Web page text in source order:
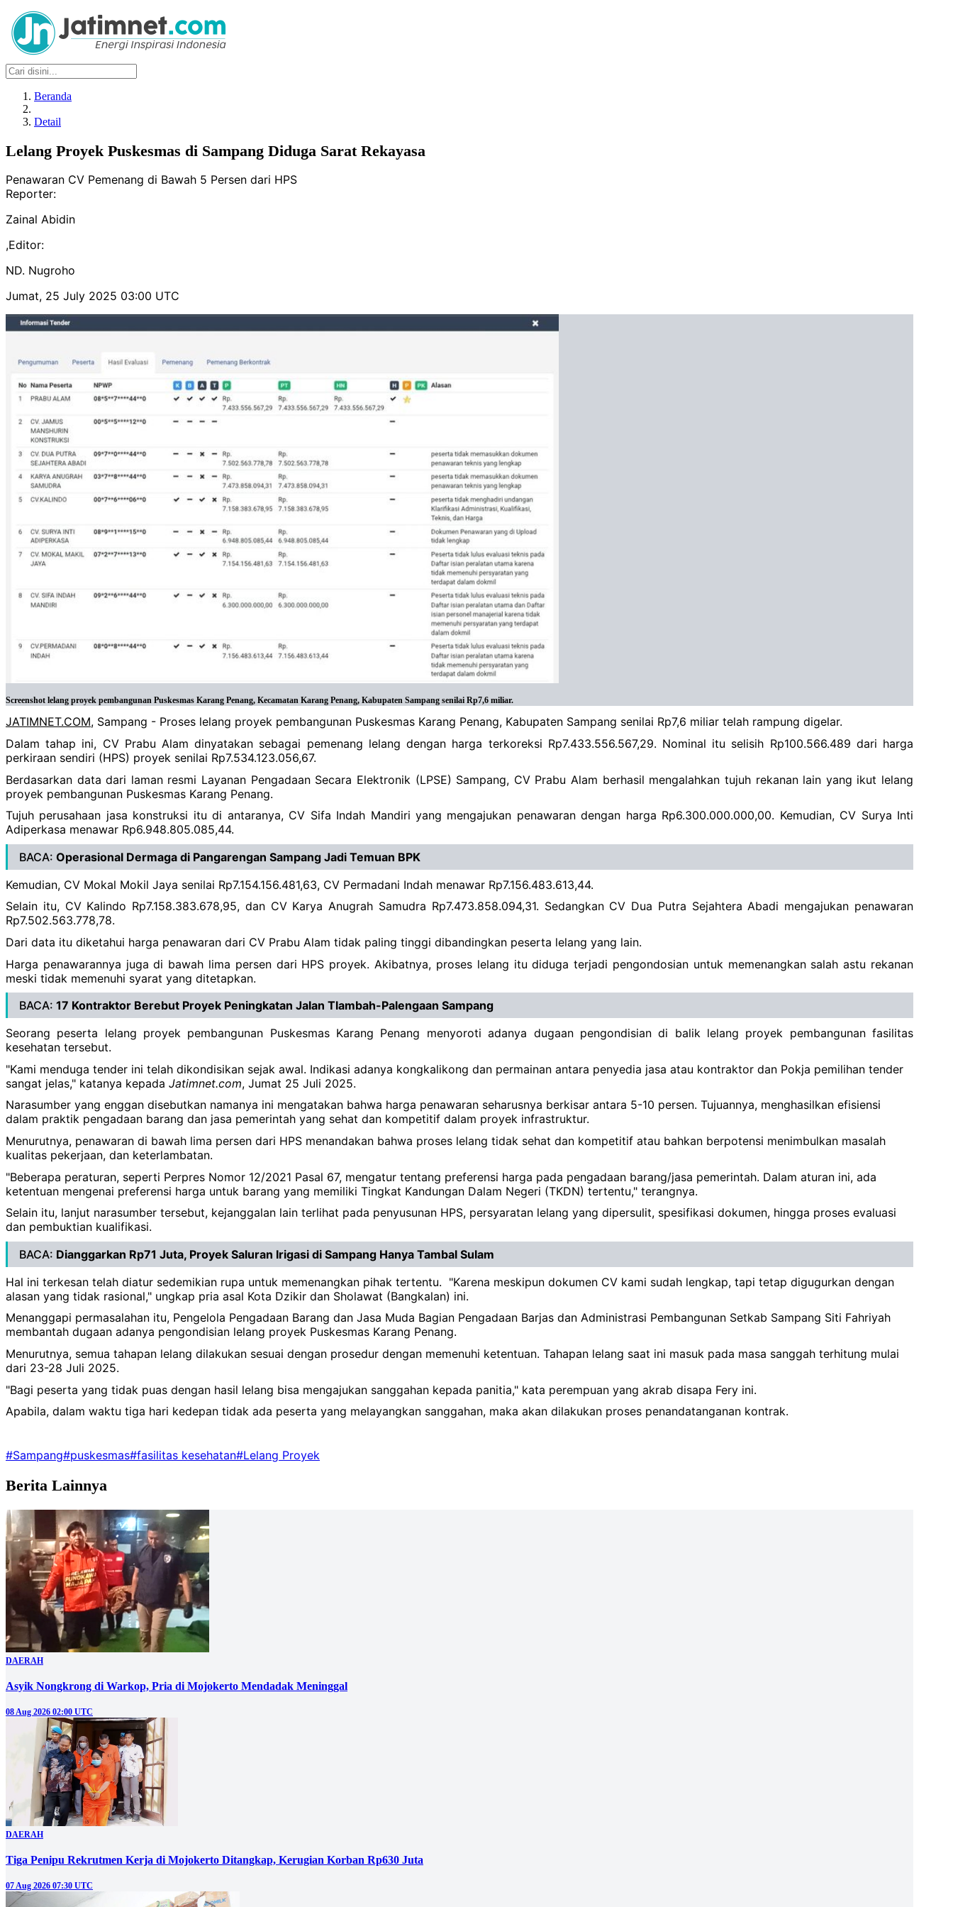
Beranda
Detail
Lelang Proyek Puskesmas di Sampang Diduga Sarat Rekayasa
Penawaran CV Pemenang di Bawah 5 Persen dari HPS
Reporter:
Zainal Abidin
,Editor:
ND. Nugroho
Jumat, 25 July 2025 03:00 UTC
Screenshot lelang proyek pembangunan Puskesmas Karang Penang, Kecamatan Karang Penang, Kabupaten Sampang senilai Rp7,6 miliar.
JATIMNET.COM, Sampang - Proses lelang proyek pembangunan Puskesmas Karang Penang, Kabupaten Sampang senilai Rp7,6 miliar telah rampung digelar.
Dalam tahap ini, CV Prabu Alam dinyatakan sebagai pemenang lelang dengan harga terkoreksi Rp7.433.556.567,29. Nominal itu selisih Rp100.566.489 dari harga
perkiraan sendiri (HPS) proyek senilai Rp7.534.123.056,67.
Berdasarkan data dari laman resmi Layanan Pengadaan Secara Elektronik (LPSE) Sampang, CV Prabu Alam berhasil mengalahkan tujuh rekanan lain yang ikut lelang
proyek pembangunan Puskesmas Karang Penang.
Tujuh perusahaan jasa konstruksi itu di antaranya, CV Sifa Indah Mandiri yang mengajukan penawaran dengan harga Rp6.300.000.000,00. Kemudian, CV Surya Inti
Adiperkasa menawar Rp6.948.805.085,44.
BACA: Operasional Dermaga di Pangarengan Sampang Jadi Temuan BPK
Kemudian, CV Mokal Mokil Jaya senilai Rp7.154.156.481,63, CV Permadani Indah menawar Rp7.156.483.613,44.
Selain itu, CV Kalindo Rp7.158.383.678,95, dan CV Karya Anugrah Samudra Rp7.473.858.094,31. Sedangkan CV Dua Putra Sejahtera Abadi mengajukan penawaran
Rp7.502.563.778,78.
Dari data itu diketahui harga penawaran dari CV Prabu Alam tidak paling tinggi dibandingkan peserta lelang yang lain.
Harga penawarannya juga di bawah lima persen dari HPS proyek. Akibatnya, proses lelang itu diduga terjadi pengondosian untuk memenangkan salah astu rekanan
meski tidak memenuhi syarat yang ditetapkan.
BACA: 17 Kontraktor Berebut Proyek Peningkatan Jalan Tlambah-Palengaan Sampang
Seorang peserta lelang proyek pembangunan Puskesmas Karang Penang menyoroti adanya dugaan pengondisian di balik lelang proyek pembangunan fasilitas
kesehatan tersebut.
"Kami menduga tender ini telah dikondisikan sejak awal. Indikasi adanya kongkalikong dan permainan antara penyedia jasa atau kontraktor dan Pokja pemilihan tender
sangat jelas," katanya kepada Jatimnet.com, Jumat 25 Juli 2025.
Narasumber yang enggan disebutkan namanya ini mengatakan bahwa harga penawaran seharusnya berkisar antara 5-10 persen. Tujuannya, menghasilkan efisiensi
dalam praktik pengadaan barang dan jasa pemerintah yang sehat dan kompetitif dalam proyek infrastruktur.
Menurutnya, penawaran di bawah lima persen dari HPS menandakan bahwa proses lelang tidak sehat dan kompetitif atau bahkan berpotensi menimbulkan masalah
kualitas pekerjaan, dan keterlambatan.
"Beberapa peraturan, seperti Perpres Nomor 12/2021 Pasal 67, mengatur tentang preferensi harga pada pengadaan barang/jasa pemerintah. Dalam aturan ini, ada
ketentuan mengenai preferensi harga untuk barang yang memiliki Tingkat Kandungan Dalam Negeri (TKDN) tertentu," terangnya.
Selain itu, lanjut narasumber tersebut, kejanggalan lain terlihat pada penyusunan HPS, persyaratan lelang yang dipersulit, spesifikasi dokumen, hingga proses evaluasi
dan pembuktian kualifikasi.
BACA: Dianggarkan Rp71 Juta, Proyek Saluran Irigasi di Sampang Hanya Tambal Sulam
Hal ini terkesan telah diatur sedemikian rupa untuk memenangkan pihak tertentu. "Karena meskipun dokumen CV kami sudah lengkap, tapi tetap digugurkan dengan
alasan yang tidak rasional," ungkap pria asal Kota Dzikir dan Sholawat (Bangkalan) ini.
Menanggapi permasalahan itu, Pengelola Pengadaan Barang dan Jasa Muda Bagian Pengadaan Barjas dan Administrasi Pembangunan Setkab Sampang Siti Fahriyah
membantah dugaan adanya pengondisian lelang proyek Puskesmas Karang Penang.
Menurutnya, semua tahapan lelang dilakukan sesuai dengan prosedur dengan memenuhi ketentuan. Tahapan lelang saat ini masuk pada masa sanggah terhitung mulai
dari 23-28 Juli 2025.
"Bagi peserta yang tidak puas dengan hasil lelang bisa mengajukan sanggahan kepada panitia," kata perempuan yang akrab disapa Fery ini.
Apabila, dalam waktu tiga hari kedepan tidak ada peserta yang melayangkan sanggahan, maka akan dilakukan proses penandatanganan kontrak.
#Sampang#puskesmas#fasilitas kesehatan#Lelang Proyek
Berita Lainnya
DAERAH
Asyik Nongkrong di Warkop, Pria di Mojokerto Mendadak Meninggal
08 Aug 2026 02:00 UTC
DAERAH
Tiga Penipu Rekrutmen Kerja di Mojokerto Ditangkap, Kerugian Korban Rp630 Juta
07 Aug 2026 07:30 UTC